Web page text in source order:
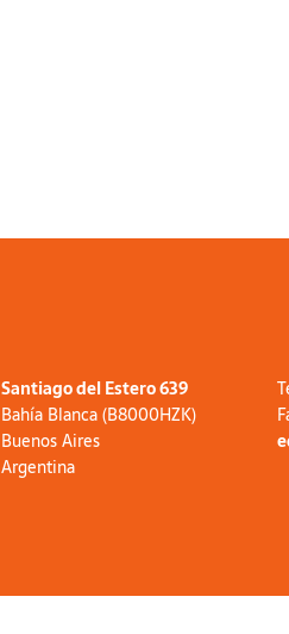
Santiago del Estero 639
Bahía Blanca (B8000HZK)
Buenos Aires
Argentina